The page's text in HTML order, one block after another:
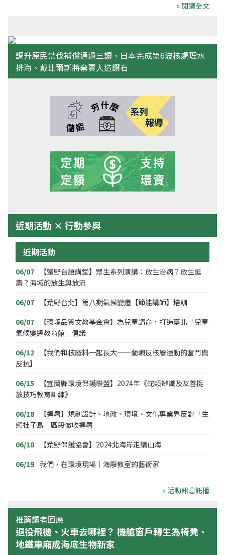
» 閱讀全文
調升原民禁伐補償通過三讀、日本完成第6波核處理水
排海、戴比爾斯將棄賣人造鑽石
近期活動 × 行動參與
近期活動
06/07
【蠻野台語講堂】眾生系列演講：放生治病？放生延
壽？海域的放生與放流
06/07
【荒野台北】第八期氣候變遷【節能講師】培訓
06/07
【環境品質文教基金會】為兒童請命，打造臺北「兒童
氣候變遷教育館」倡議
06/12
【我們和核廢料一起長大——蘭嶼反核廢運動的奮鬥與
反抗】
06/15
【宜蘭縣環境保護聯盟】2024年《蛇類辨識及友善捉
放技巧教育訓練》
06/18
【連署】規劃設計、地政、環境、文化專業界反對「生
態社子島」區段徵收連署
06/18
【荒野保護協會】2024北海岸走讀山海
06/19 我們，在環境現場｜海廢教室的藝術家
» 活動訊息託播
推薦讀者回應｜
退役飛機、火車去哪裡？ 機艙窗戶轉生為椅凳、
地鐵車廂成海底生物新家